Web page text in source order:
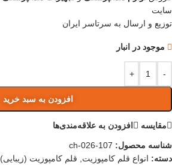
سایت
توزیع و ارسال به سرتاسر ایران
موجود در انبار
-
+
افزودن به سبد خرید
مقایسه افزودن به علاقه‌مندی‌ها
شناسه محصول: ch-026-107
دسته: انواع قلم کامپوزیت, قلم کامپوزیت (زیبایی)